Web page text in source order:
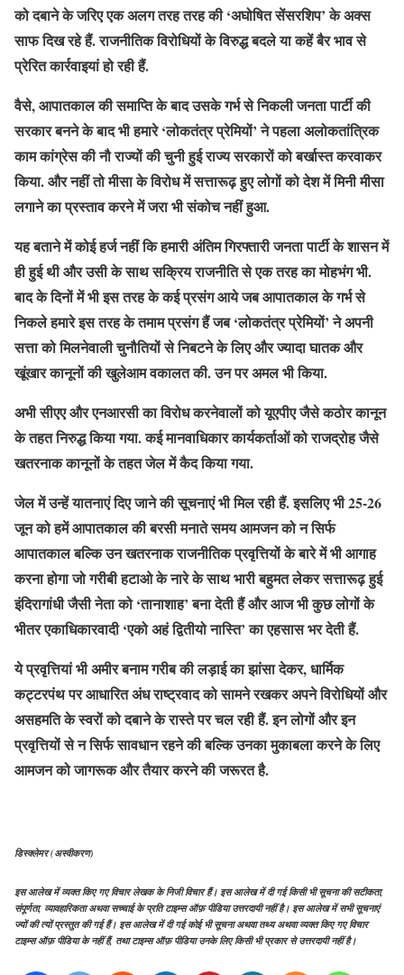
को दबाने के जरिए एक अलग तरह तरह की ‘अघोषित सेंसरशिप’ के अक्स
साफ दिख रहे हैं. राजनीतिक विरोधियों के विरुद्ध बदले या कहें बैर भाव से
प्रेरित कार्रवाइयां हो रही हैं.
वैसे, आपातकाल की समाप्ति के बाद उसके गर्भ से निकली जनता पार्टी की
सरकार बनने के बाद भी हमारे ‘लोकतंत्र प्रेमियों’ ने पहला अलोकतांत्रिक
काम कांग्रेस की नौ राज्यों की चुनी हुई राज्य सरकारों को बर्खास्त करवाकर
किया. और नहीं तो मीसा के विरोध में सत्तारूढ़ हुए लोगों को देश में मिनी मीसा
लगाने का प्रस्ताव करने में जरा भी संकोच नहीं हुआ.
यह बताने में कोई हर्ज नहीं कि हमारी अंतिम गिरफ्तारी जनता पार्टी के शासन में
ही हुई थी और उसी के साथ सक्रिय राजनीति से एक तरह का मोहभंग भी.
बाद के दिनों में भी इस तरह के कई प्रसंग आये जब आपातकाल के गर्भ से
निकले हमारे इस तरह के तमाम प्रसंग हैं जब ‘लोकतंत्र प्रेमियों’ ने अपनी
सत्ता को मिलनेवाली चुनौतियों से निबटने के लिए और ज्यादा घातक और
खूंखार कानूनों की खुलेआम वकालत की. उन पर अमल भी किया.
अभी सीएए और एनआरसी का विरोध करनेवालों को यूएपीए जैसे कठोर कानून
के तहत निरुद्ध किया गया. कई मानवाधिकार कार्यकर्ताओं को राजद्रोह जैसे
खतरनाक कानूनों के तहत जेल में कैद किया गया.
जेल में उन्हें यातनाएं दिए जाने की सूचनाएं भी मिल रही हैं. इसलिए भी 25-26
जून को हमें आपातकाल की बरसी मनाते समय आमजन को न सिर्फ
आपातकाल बल्कि उन खतरनाक राजनीतिक प्रवृत्तियों के बारे में भी आगाह
करना होगा जो गरीबी हटाओ के नारे के साथ भारी बहुमत लेकर सत्तारूढ़ हुई
इंदिरागांधी जैसी नेता को ‘तानाशाह’ बना देती हैं और आज भी कुछ लोगों के
भीतर एकाधिकारवादी ‘एको अहं द्वितीयो नास्ति’ का एहसास भर देती हैं.
ये प्रवृत्तियां भी अमीर बनाम गरीब की लड़ाई का झांसा देकर, धार्मिक
कट्टरपंथ पर आधारित अंध राष्ट्रवाद को सामने रखकर अपने विरोधियों और
असहमति के स्वरों को दबाने के रास्ते पर चल रही हैं. इन लोगों और इन
प्रवृत्तियों से न सिर्फ सावधान रहने की बल्कि उनका मुकाबला करने के लिए
आमजन को जागरूक और तैयार करने की जरूरत है.
डिस्क्लेमर(अस्वीकरण)
इस आलेख में व्यक्त किए गए विचार लेखक के निजी विचार हैं। इस आलेख में दी गई किसी भी सूचना की सटीकता,
संपूर्णता, व्यावहारिकता अथवा सच्चाई के प्रति टाइम्स ऑफ़ पीडिया उत्तरदायी नहीं है। इस आलेख में सभी सूचनाएं
ज्यों की त्यों प्रस्तुत की गई हैं। इस आलेख में दी गई कोई भी सूचना अथवा तथ्य अथवा व्यक्त किए गए विचार
टाइम्स ऑफ़ पीडिया के नहीं हैं, तथा टाइम्स ऑफ़ पीडिया उनके लिए किसी भी प्रकार से उत्तरदायी नहीं है।